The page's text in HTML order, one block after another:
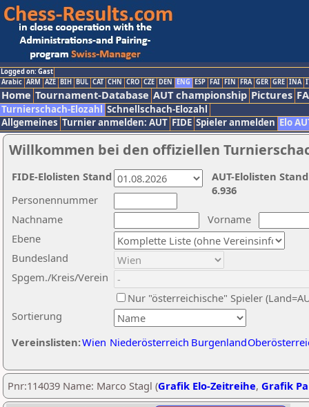
Logged on: Gast
Arabic ARM AZE BIH BUL CAT CHN CRO CZE DEN ENG ESP FAI FIN FRA GER GRE INA
Home Tournament-Database AUT championship Pictures
Turnierschach-Elozahl Schnellschach-Elozahl
Allgemeines Turnier anmelden: AUT FIDE Spieler anmelden Elo
Willkommen bei den offiziellen
Nachname
Vorname
Ebene
Sortierung
Personennummer
Bundesland
Spgem./Kreis/Verein
Nur "österreichische" Spieler
Vereinslisten:Wien Niederösterreich Burgenland
AUT-Elolisten
6.936
FIDE-Elolisten Stand
Pnr:114039 Name: Marco Stagl (Grafik Elo-Zeitreihe, Grafik